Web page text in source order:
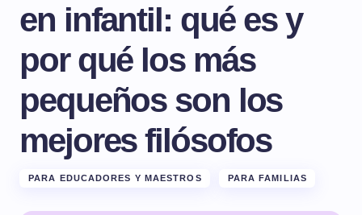
en infantil: qué es y
por qué los más
pequeños son los
mejores filósofos
PARA EDUCADORES Y MAESTROS PARA FAMILIAS